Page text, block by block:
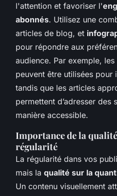
l'attention et favoriser l'
abonnés. Utilisez une
articles de blog, et
pour répondre aux
audience. Par exemple,
peuvent être utilisées pour
tandis que les articles
permettent d’adresser des
manière accessible.
Importance de la
régularité
La régularité dans vos
mais la qualité sur la
Un contenu visuellement